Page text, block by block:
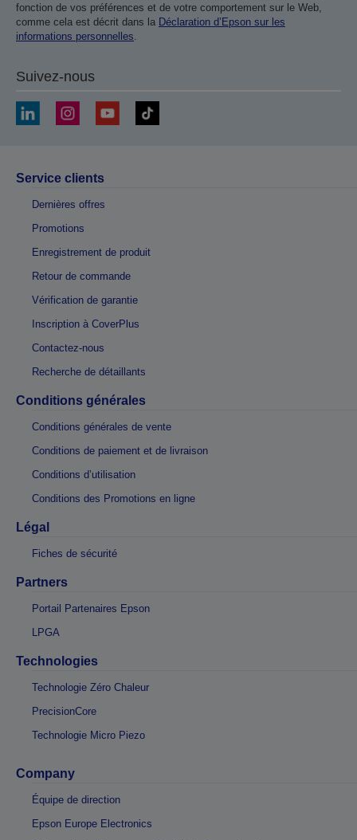
fonction de vos préférences et de votre comportement sur le Web,
comme cela est décrit dans la Déclaration d’Epson sur les
informations personnelles
Suivez-nous
Service clients
Dernières offres
Promotions
Enregistrement de produit
Retour de commande
Vérification de garantie
Inscription à CoverPlus
Contactez-nous
Recherche de détaillants
Conditions générales
Conditions générales de vente
Conditions de paiement et de livraison
Conditions d’utilisation
Conditions des Promotions en ligne
Légal
Fiches de sécurité
Partners
Portail Partenaires Epson
LPGA
Technologies
Technologie Zéro Chaleur
PrecisionCore
Technologie Micro Piezo
Company
Équipe de direction
Epson Europe Electronics